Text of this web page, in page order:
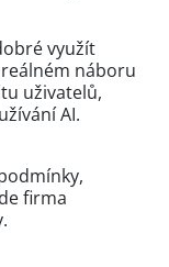
využít
náboru
uživatelů,
AI.
firma